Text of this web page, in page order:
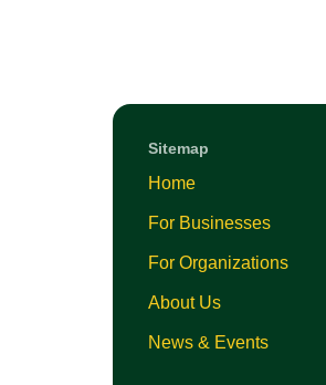
Sitemap
Home
For Businesses
For Organizations
About Us
News & Events